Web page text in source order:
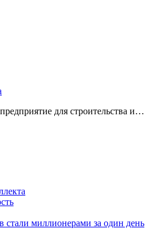
для строительства и…
стали миллионерами за один день